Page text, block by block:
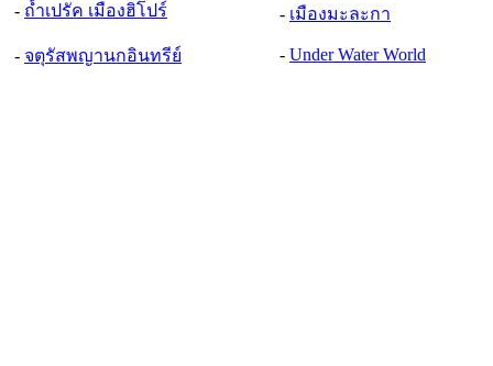
- ถ้ำเปรัค เมืองฮิโปร์
- จตุรัสพญานกอินทรีย์
- เมืองมะละกา
- Under Water World